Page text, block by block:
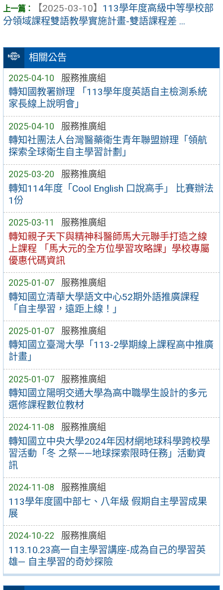
相關公告
2025-04-10 服務推廣組
轉知國教署辦理 「113學年度英語自主檢測系統
家長線上說明會」
2025-04-10 服務推廣組
轉知社團法人台灣醫藥衛生青年聯盟辦理「領航
探索全球衛生自主學習計劃」
2025-03-20 服務推廣組
轉知114年度「Cool English 口說高手」 比賽辦法
1份
2025-03-11 服務推廣組
轉知親子天下與精神科醫師馬大元聯手打造之線
上課程 「馬大元的全方位學習攻略課」學校專屬
優惠代碼資訊
2025-01-07 服務推廣組
轉知國立清華大學語文中心52期外語推廣課程
「自主學習，遠距上線！」
2025-01-07 服務推廣組
轉知國立臺灣大學「113-2學期線上課程高中推廣
計畫」
2025-01-07 服務推廣組
轉知國立陽明交通大學為高中職學生設計的多元
選修課程數位教材
2024-11-08 服務推廣組
轉知國立中央大學2024年因材網地球科學跨校學
習活動「冬 之祭——地球探索限時任務」活動資
訊
2024-11-08 服務推廣組
113學年度國中部七、八年級 假期自主學習成果
展
2024-10-22 服務推廣組
113.10.23高一自主學習講座-成為自己的學習英
雄— 自主學習的奇妙探險
【2025-03-10】 113學年度高級中等學校部
分領域課程雙語教學實施計畫-雙語課程差 ...